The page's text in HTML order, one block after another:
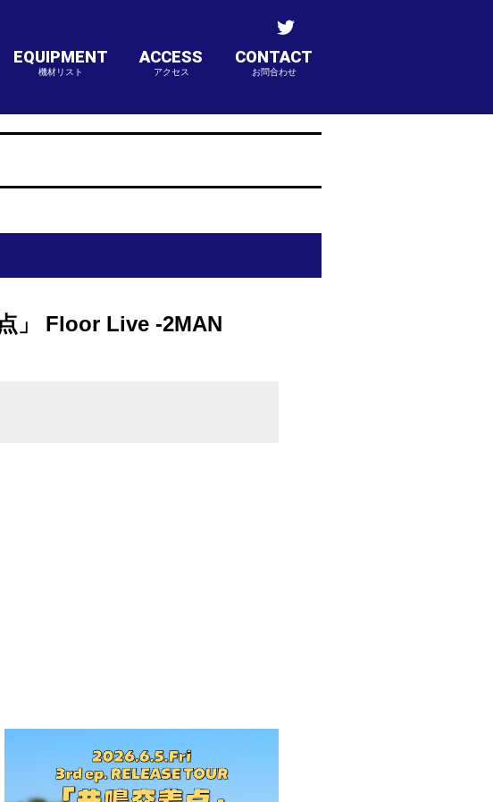
EQUIPMENT
機材リスト
ACCESS
アクセス
CONTACT
お問合わせ
」 Floor Live -2MAN